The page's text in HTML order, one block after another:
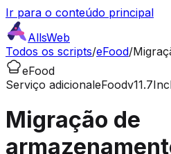
Ir para o conteúdo principal
AllsWeb
Todos os scripts/eFood/
eFood
Serviço adicionaleFoodv11.7
Migração de